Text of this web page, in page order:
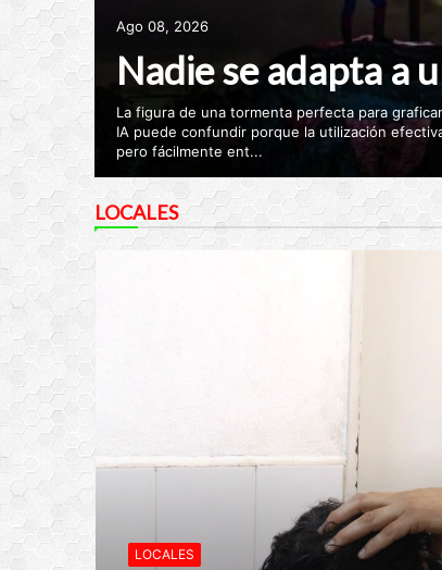
Ago 08, 2026
Nadie se adapta a
La figura de una tormenta perfecta para
IA puede confundir porque la utilización
pero fácilmente ent...
LOCALES
LOCALES